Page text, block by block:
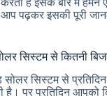
है इसके बारे में हमने
पढ़कर इसकी पूरी
सिस्टम से कितनी
सिस्टम से
है। पर प्रतिदिन आपको